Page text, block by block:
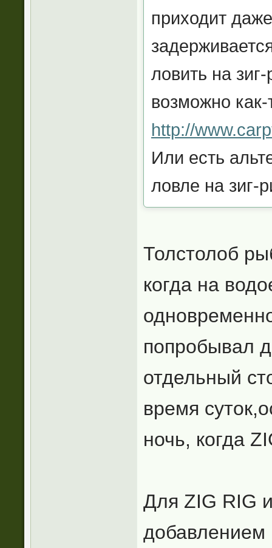
приходит
ловить на
возможно как-
http://
Или есть
ловле на зиг-
Толстолоб
когда на
попробывал
отдельный
время
ночь, когда
Для ZIG RIG